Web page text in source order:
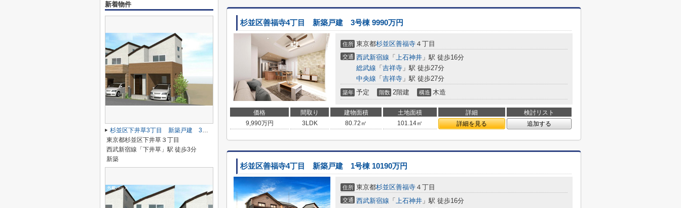
杉並区善福寺4丁目 新築戸建 3号棟 9990万円
住所 東京都杉並区善福寺 ４丁目
交通 西武新宿線 「 上石神井 」駅 徒歩16分
総武線 「 吉祥寺 」駅 徒歩27分
中央線 「 吉祥寺 」駅 徒歩27分
築年 予定 階数 2階建 構造 木造
価格 間取り 建物面積 土地面積 詳細
検討リスト
9,990万円 3LDK 80.72㎡ 101.14㎡ 詳細を見る 追加する
杉並区善福寺4丁目 新築戸建 1号棟 10190万円
住所 東京都杉並区善福寺 ４丁目
交通 西武新宿線 「 上石神井 」駅 徒歩16分
新着物件
杉並区下井草3丁目 新築戸建 3号棟 9900万円
東京都杉並区下井草３丁目
西武新宿線「下井草」駅 徒歩3分
新築